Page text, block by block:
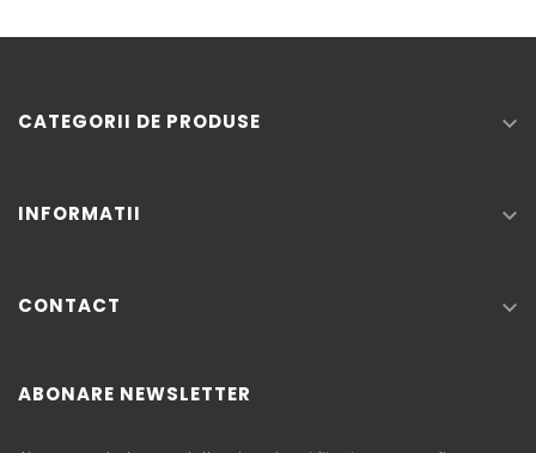
CATEGORII DE PRODUSE 
INFORMATII 
CONTACT 
ABONARE NEWSLETTER